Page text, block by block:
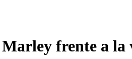
frente a la